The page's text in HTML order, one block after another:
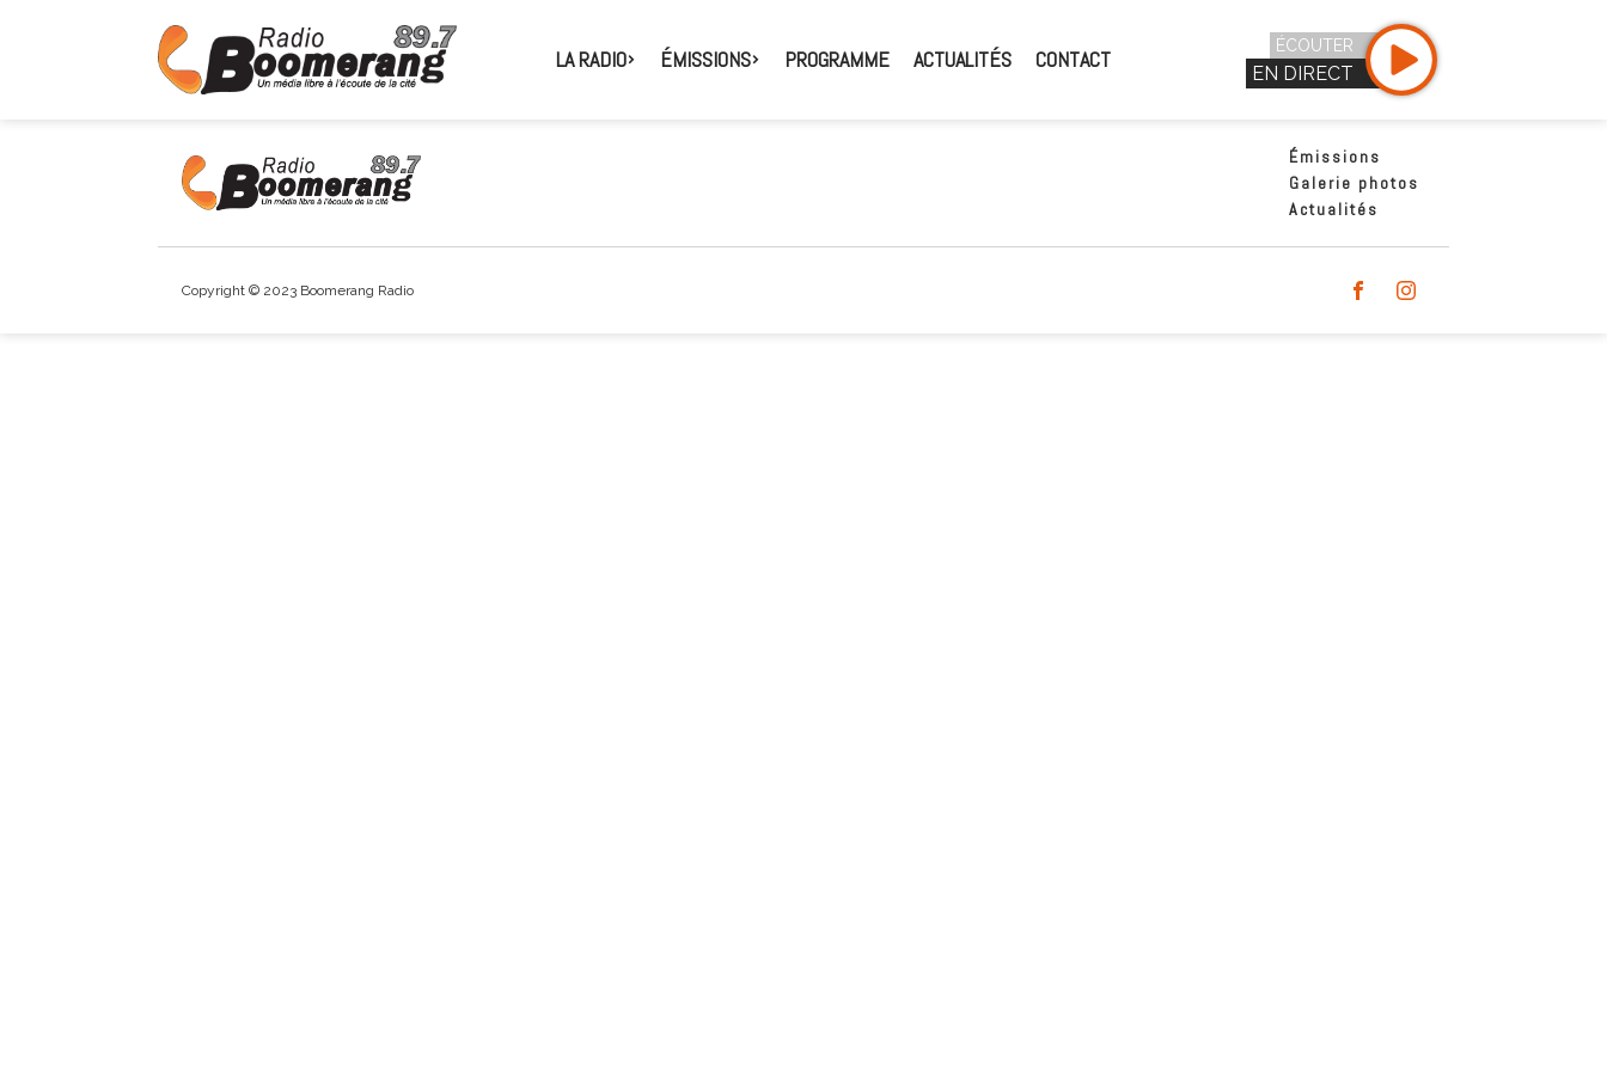
LA RADIO ÉMISSIONS PROGRAMME ACTUALITÉS CONTACT
ÉCOUTER
EN DIRECT
Émissions
Galerie photos
Actualités
Copyright © 2023 Boomerang Radio